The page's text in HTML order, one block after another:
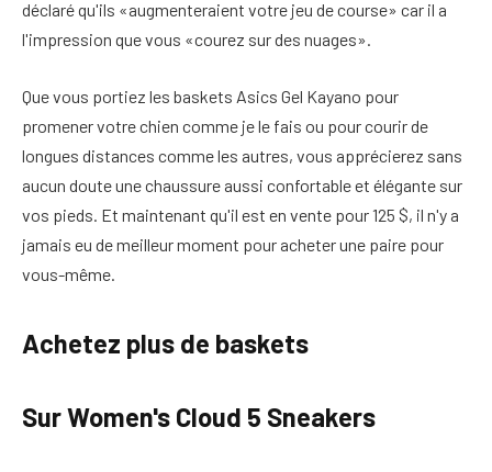
déclaré qu'ils «augmenteraient votre jeu de course» car il a
l'impression que vous «courez sur des nuages».
Que vous portiez les baskets Asics Gel Kayano pour
promener votre chien comme je le fais ou pour courir de
longues distances comme les autres, vous apprécierez sans
aucun doute une chaussure aussi confortable et élégante sur
vos pieds. Et maintenant qu'il est en vente pour 125 $, il n'y a
jamais eu de meilleur moment pour acheter une paire pour
vous-même.
Achetez plus de baskets
Sur Women's Cloud 5 Sneakers